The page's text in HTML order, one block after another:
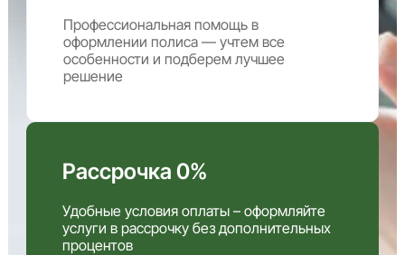
Профессиональная помощь в
оформлении полиса — учтем все
особенности и подберем лучшее
решение
Рассрочка 0%
Удобные условия оплаты – оформляйте
услуги в рассрочку без дополнительных
процентов